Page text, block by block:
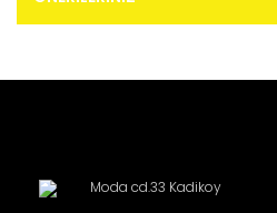
Moda cd.33 Kadikoy